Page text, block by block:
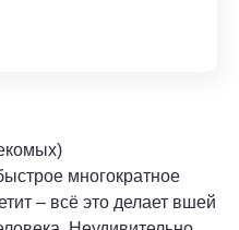
многократное
– всё это делает вшей